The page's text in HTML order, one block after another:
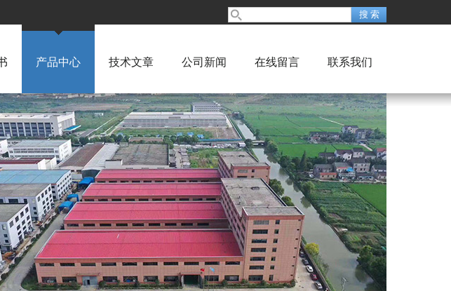
产品中心 技术文章 公司新闻 在线留言 联系我们